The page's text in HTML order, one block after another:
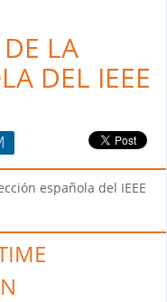
LA
DEL IEEE
española del IEEE